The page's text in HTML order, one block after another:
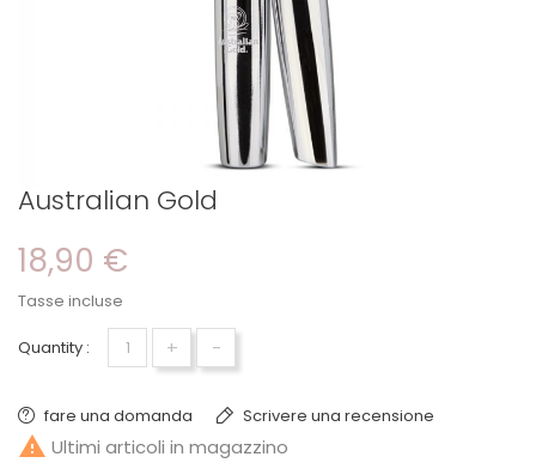
Australian Gold
18,90 €
Tasse incluse
Quantity : + -
fare una domanda Scrivere una recensione
 Ultimi articoli in magazzino